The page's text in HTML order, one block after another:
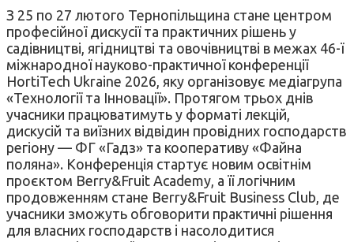
З 25 по 27 лютого Тернопільщина стане центром
професійної дискусії та практичних рішень у
садівництві, ягідництві та овочівництві в межах 46-ї
міжнародної науково-практичної конференції
HortiTech Ukraine 2026, яку організовує медіагрупа
«Технології та Інновації». Протягом трьох днів
учасники працюватимуть у форматі лекцій,
дискусій та виїзних відвідин провідних господарств
регіону — ФГ «Гадз» та кооперативу «Файна
поляна». Конференція стартує новим освітнім
проєктом Berry&Fruit Academy, а її логічним
продовженням стане Berry&Fruit Business Club, де
учасники зможуть обговорити практичні рішення
для власних господарств і насолодитися